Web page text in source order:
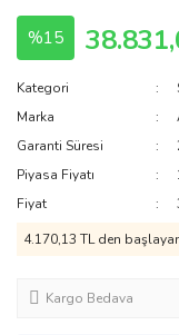
%15
Kategori
Marka
Garanti Süresi
Piyasa Fiyatı
Fiyat
4.170,13 TL den
Kargo Bedava